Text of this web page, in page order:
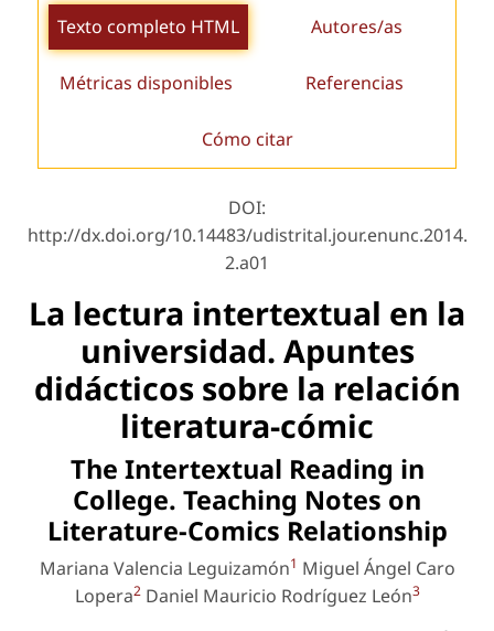
Texto completo HTML Autores/as
Métricas disponibles Referencias
Cómo citar
DOI:
http://dx.doi.org/10.14483/udistrital.jour.enunc.2014.
2.a01
La lectura intertextual en la
universidad. Apuntes
didácticos sobre la relación
literatura-cómic
The Intertextual Reading in
College. Teaching Notes on
Literature-Comics Relationship
Mariana Valencia Leguizamón1 Miguel Ángel Caro
Lopera2Daniel Mauricio Rodríguez León3